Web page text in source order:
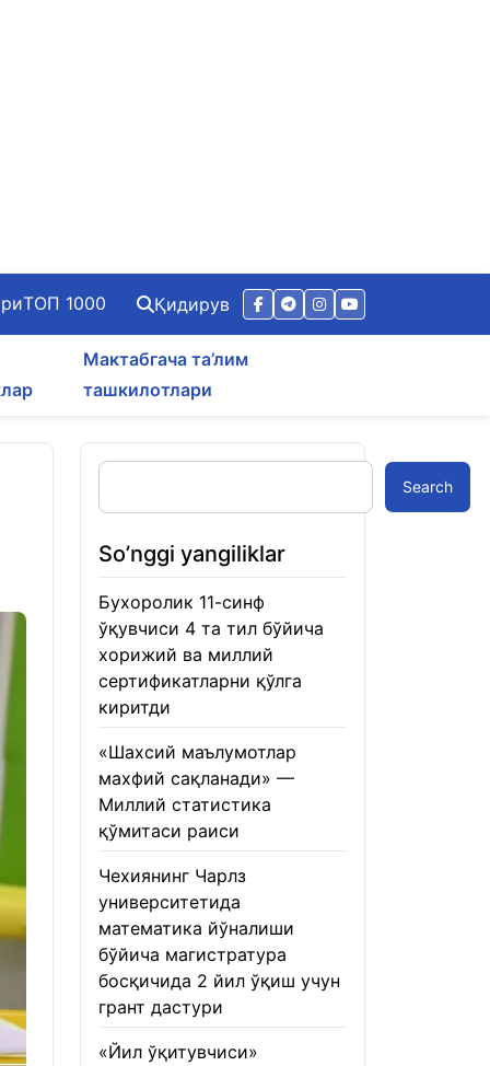
ТОП 1000 Қидирув
Мактабгача та’лим
ташкилотлари
Search
So’nggi yangiliklar
Бухоролик 11-синф
ўқувчиси 4 та тил бўйича
хорижий ва миллий
сертификатларни қўлга
киритди
«Шахсий маълумотлар
махфий сақланади» —
Миллий статистика
қўмитаси раиси
Чехиянинг Чарлз
университетида
математика йўналиши
бўйича магистратура
босқичида 2 йил ўқиш учун
грант дастури
«Йил ўқитувчиси»